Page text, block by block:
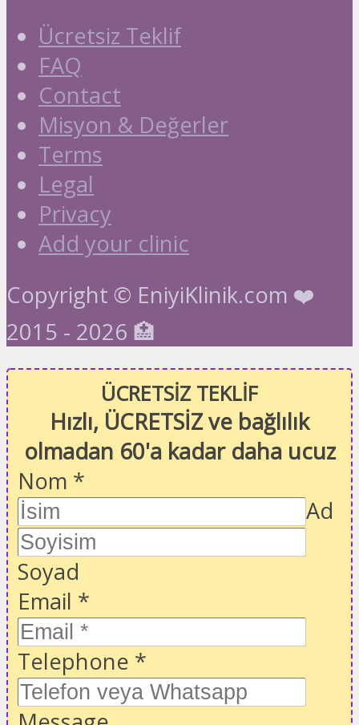
Ücretsiz Teklif
FAQ
Contact
Misyon & Değerler
Terms
Legal
Privacy
Add your clinic
Copyright © EniyiKlinik.com ❤️
2015 - 2026 🏥
ÜCRETSİZ TEKLİF
Hızlı, ÜCRETSİZ ve bağlılık
olmadan 60'a kadar daha ucuz
Nom *
Ad
Soyad
Email *
Telephone *